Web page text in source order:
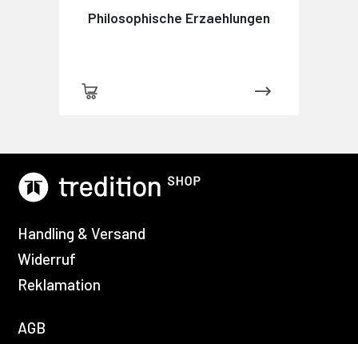
Philosophische Erzaehlungen
Handling & Versand
Widerruf
Reklamation
AGB